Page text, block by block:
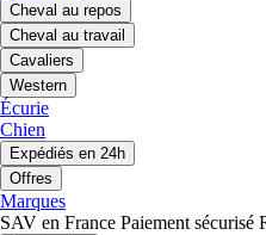
Cheval au repos
Cheval au travail
Cavaliers
Western
Écurie
Chien
Expédiés en 24h
Offres
Marques
SAV en France Paiement sécurisé